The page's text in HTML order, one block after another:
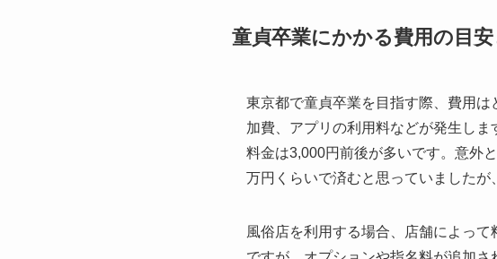
童貞卒業にかかる費用の目
東京都で童貞卒業を目指す際、費用
加費、アプリの利用料などが発生し
料金は3,000円前後が多いです。意外
万円くらいで済むと思っていましたが
風俗店を利用する場合、店舗によっ